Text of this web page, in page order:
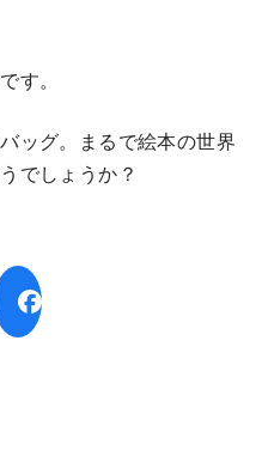
す。
ッグ。まるで絵本の世界
でしょうか？